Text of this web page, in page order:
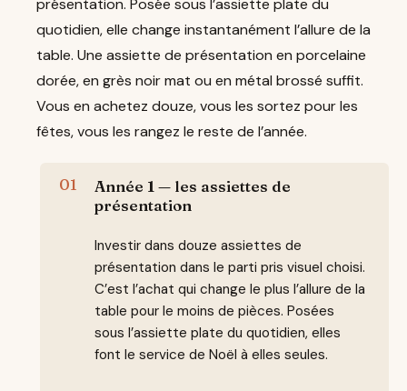
présentation. Posée sous l’assiette plate du
quotidien, elle change instantanément l’allure de la
table. Une assiette de présentation en porcelaine
dorée, en grès noir mat ou en métal brossé suffit.
Vous en achetez douze, vous les sortez pour les
fêtes, vous les rangez le reste de l’année.
Année 1 — les assiettes de
présentation
Investir dans douze assiettes de
présentation dans le parti pris visuel choisi.
C’est l’achat qui change le plus l’allure de la
table pour le moins de pièces. Posées
sous l’assiette plate du quotidien, elles
font le service de Noël à elles seules.